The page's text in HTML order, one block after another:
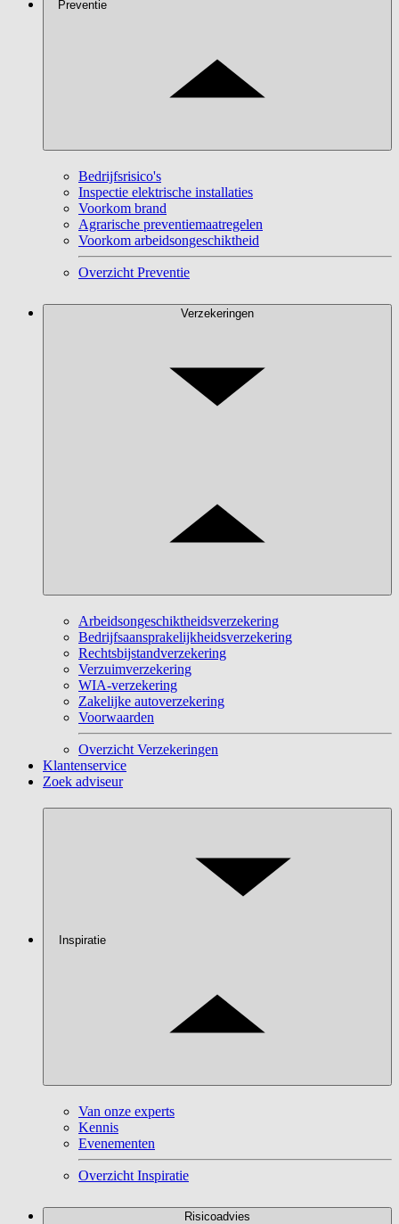
Preventie
Bedrijfsrisico's
Inspectie elektrische installaties
Voorkom brand
Agrarische preventiemaatregelen
Voorkom arbeidsongeschiktheid
Overzicht Preventie
Verzekeringen
Arbeidsongeschiktheidsverzekering
Bedrijfsaansprakelijkheidsverzekering
Rechtsbijstandverzekering
Verzuimverzekering
WIA-verzekering
Zakelijke autoverzekering
Voorwaarden
Overzicht Verzekeringen
Klantenservice
Zoek adviseur
Inspiratie
Van onze experts
Kennis
Evenementen
Overzicht Inspiratie
Risicoadvies